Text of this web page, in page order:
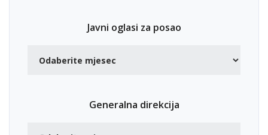
Javni oglasi za posao
Generalna direkcija